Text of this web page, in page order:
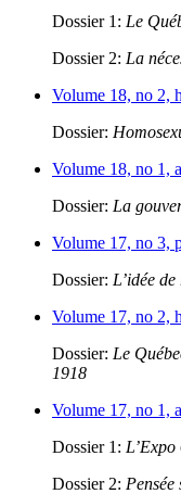
Dossier 1: Le
Dossier 2: La
Volume 18, no 2,
Dossier:
Volume 18, no 1,
Dossier: La
Volume 17, no 3,
Dossier: L’idée
Volume 17, no 2,
Dossier: Le
1918
Volume 17, no 1,
Dossier 1:
Dossier 2: